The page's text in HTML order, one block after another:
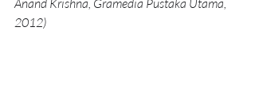
Anand Krishna, Gramedia Pustaka Utama,
2012)